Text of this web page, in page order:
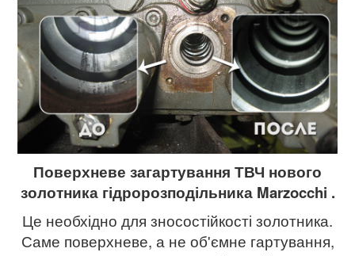
Поверхневе загартування ТВЧ нового
золотника гідророзподільникаMarzocchi .
Це необхідно для зносостійкості золотника.
Саме поверхневе, а не об'ємне гартування,